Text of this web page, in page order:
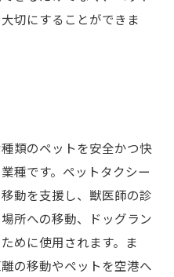
切にすることができま
類のペットを安全かつ快
種です。ペットタクシー
動を支援し、獣医師の診
所への移動、ドッグラン
めに使用されます。ま
の移動やペットを空港へ